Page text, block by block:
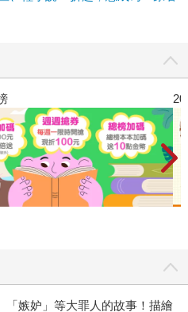
嫉妒」等大罪人的故事！描繪